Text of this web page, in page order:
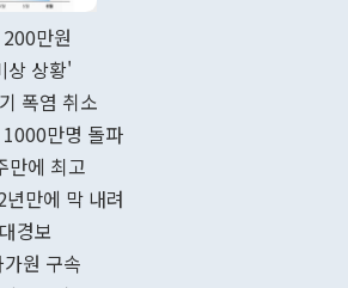
무너졌다고도 했다. 또 "현
함께 4자 대화의 동력을 확
며 월간 기준 처음으로
196.9% 급증했고 컴퓨터·
수출은 160.4% 늘었으며
만원
상 상황'
폭염 취소
만명 돌파
만에 최고
만에 막 내려
경보
원 구속